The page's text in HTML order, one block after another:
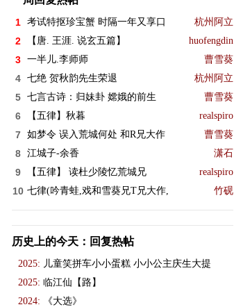
1 考试特抠珍宝蟹 时隔一年又享口 杭州阿立
2 【唐. 王涯. 说玄五篇】 huofengdin
3 一半儿.李师师 曹雪葵
4 七绝 贺秋韵先生荣退 杭州阿立
5 七言古诗：归妹卦 嫦娥的前生 曹雪葵
6 【五律】秋暮 realspiro
7 如梦令 误入荒城何处 和R兄大作 曹雪葵
8 江城子-余香 潇石
9 【五律】 读杜少陵忆荒城兄 realspiro
10 七律(吟青蛙,戏和雪葵兄T兄大作, 竹砚
历史上的今天：回复热帖
2025: 儿童笑拼车小小蛋糕 小小公主庆生大提
2025: 临江仙【路】
2024:
《大选》